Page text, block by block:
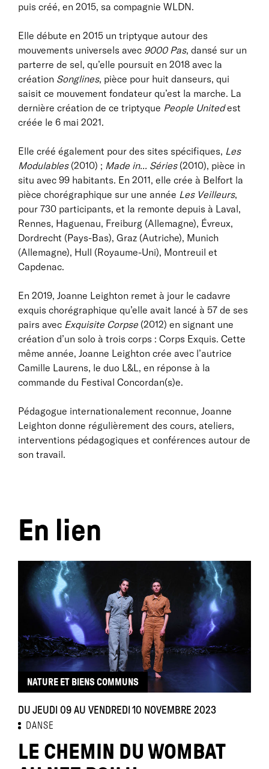
puis créé, en 2015, sa compagnie WLDN.
Elle débute en 2015 un triptyque autour des
mouvements universels avec 9000 Pas, dansé sur un
parterre de sel, qu’elle poursuit en 2018 avec la
création Songlines, pièce pour huit danseurs, qui
saisit ce mouvement fondateur qu’est la marche. La
dernière création de ce triptyque People Unitedest
créée le 6 mai 2021.
Elle créé également pour des sites spécifiques, Les
Modulables(2010) ; Made in... Séries(2010), pièce in
situ avec 99 habitants. En 2011, elle crée à Belfort la
pièce chorégraphique sur une année Les Veilleurs,
pour 730 participants, et la remonte depuis à Laval,
Rennes, Haguenau, Freiburg (Allemagne), Évreux,
Dordrecht (Pays-Bas), Graz (Autriche), Munich
(Allemagne), Hull (Royaume-Uni), Montreuil et
Capdenac.
En 2019, Joanne Leighton remet à jour le cadavre
exquis chorégraphique qu’elle avait lancé à 57 de ses
pairs avec Exquisite Corpse (2012) en signant une
création d’un solo à trois corps : Corps Exquis. Cette
même année, Joanne Leighton crée avec l’autrice
Camille Laurens, le duo L&L, en réponse à la
commande du Festival Concordan(s)e.
Pédagogue internationalement reconnue, Joanne
Leighton donne régulièrement des cours, ateliers,
interventions pédagogiques et conférences autour de
son travail.
En lien
NATURE ET BIENS COMMUNS
DU JEUDI 09 AU VENDREDI 10 NOVEMBRE 2023
DANSE
LE CHEMIN DU WOMBAT